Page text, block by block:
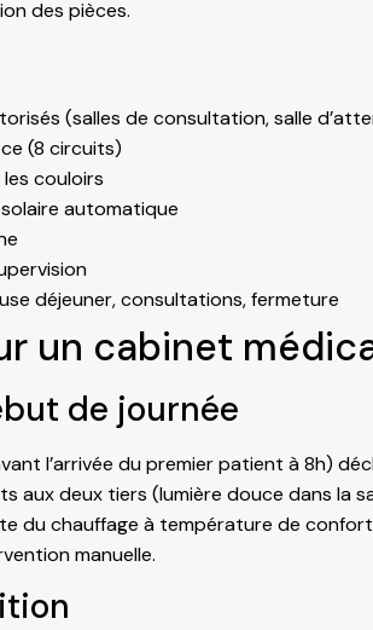
des pièces.
(salles de consultation, salle
(8 circuits)
couloirs
automatique
déjeuner, consultations, fermeture
un cabinet
de journée
l’arrivée du premier patient à 8h)
aux deux tiers (lumière douce dans la
du chauffage à température de
manuelle.